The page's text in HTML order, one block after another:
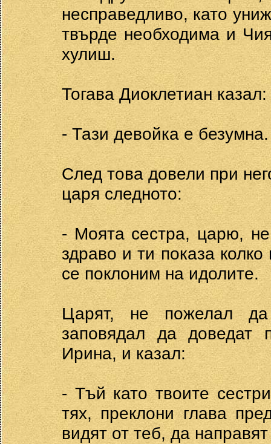
несправедливо, като
твърде необходима и
хулиш.
Тогава Диоклетиан казал:
- Тази девойка е
След това довели при
царя следното:
- Моята сестра, царю,
здраво и ти показа
се поклоним на идолите.
Царят, не пожелал
заповядал да доведат
Ирина, и казал:
- Тъй като твоите
тях, преклони глава
видят от теб, да